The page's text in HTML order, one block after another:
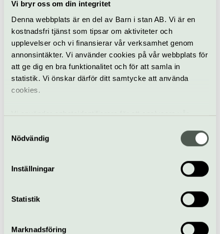
Vi bryr oss om din integritet
Denna webbplats är en del av Barn i stan AB. Vi är en
kostnadsfri tjänst som tipsar om aktiviteter och
upplevelser och vi finansierar vår verksamhet genom
annonsintäkter. Vi använder cookies på vår webbplats för
att ge dig en bra funktionalitet och för att samla in
statistik. Vi önskar därför ditt samtycke att använda
cookies.
Vi använder enhetsidentifierare för att analysera vår
samt tillhandahålla funktioner för sociala medier. Vi
vidarebefordrar även sådana identifierare och annan
information från din enhet till de sociala medier och
annons- och analysföretag som vi samarbetar med.
information som du har tillhandahållit eller som de har
Nödvändig
Inställningar
Statistik
Marknadsföring
genom nyskriven
musik
drömmarnas rike
Samtliga konserter i Berwaldhallen
inleds med ett samtal i Nedre Foajén